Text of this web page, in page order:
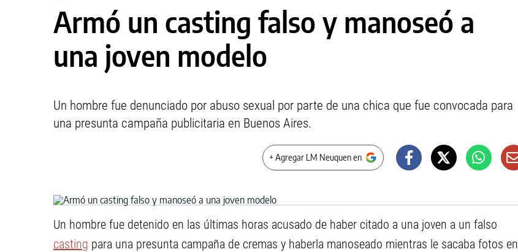
Armó un casting falso y manoseó a
una joven modelo
Un hombre fue denunciado por abuso sexual por parte de una chica que fue convocada para
una presunta campaña publicitaria en Buenos Aires.
+ Agregar LM Neuquen en
Un hombre fue detenido en las últimas horas acusado de haber citado a una joven a un falso
casting para una presunta campaña de cremas y haberla manoseado mientras le sacaba fotos en